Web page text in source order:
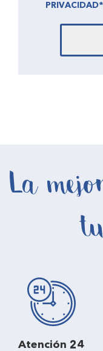
PRIVACIDAD*
La
Atención 24